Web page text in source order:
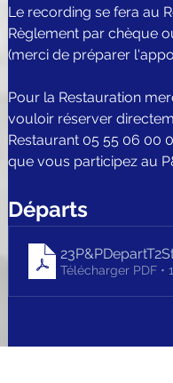
Le recording se fera au
Règlement par chèque
(merci de préparer
Pour la Restauration
vouloir réserver
Restaurant 05 55 06 00
que vous participez au
Départs
Télécharger PDF •